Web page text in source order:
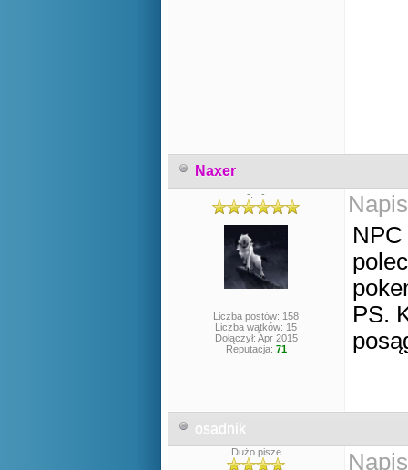
Naxer
-._.-
Liczba postów: 158
Liczba wątków: 15
Dołączył: Apr 2015
Reputacja: 71
PS.
osadnik
Dużo pisze